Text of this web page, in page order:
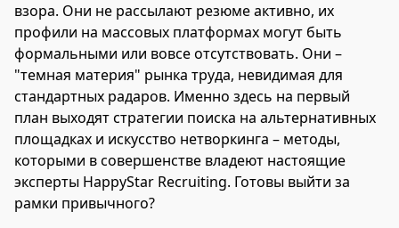
взора. Они не рассылают резюме активно, их
профили на массовых платформах могут быть
формальными или вовсе отсутствовать. Они –
"темная материя" рынка труда, невидимая для
стандартных радаров. Именно здесь на первый
план выходят стратегии поиска на альтернативных
площадках и искусство нетворкинга – методы,
которыми в совершенстве владеют настоящие
эксперты HappyStar Recruiting. Готовы выйти за
рамки привычного?